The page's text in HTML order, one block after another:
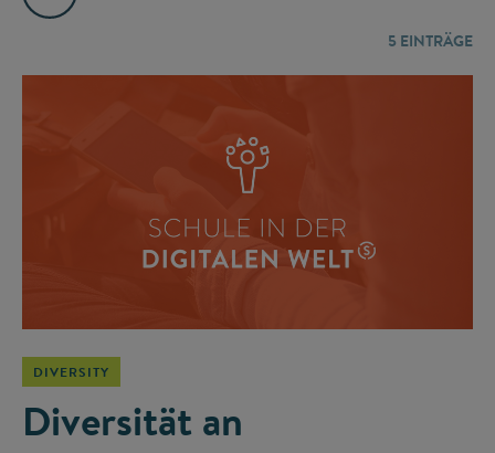
5 EINTRÄGE
DIVERSITY
Diversität an